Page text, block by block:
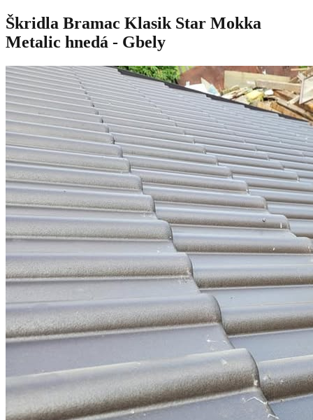
Škridla Bramac Klasik Star Mokka
Metalic hnedá - Gbely